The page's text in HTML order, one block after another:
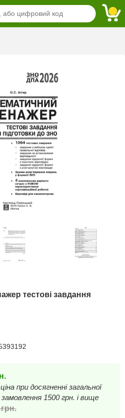
тестові завдання
ціна при досягненні загальної
1500 грн. і вище
грн.